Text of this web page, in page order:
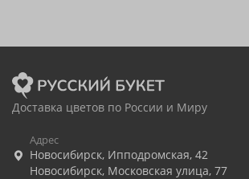
Доставка цветов по России и Миру
Адрес
Новосибирск, Ипподромская, 42
Новосибирск, Московская улица, 77